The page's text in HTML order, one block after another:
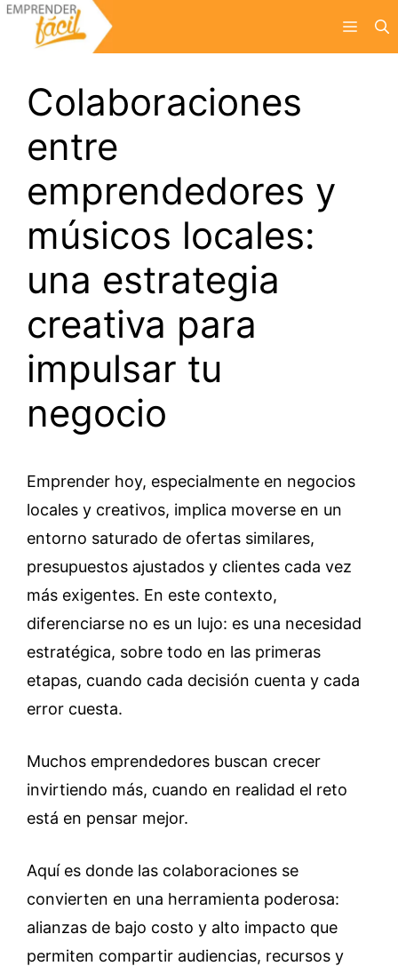
Saltar
Menú
Colaboraciones
entre
emprendedores y
músicos locales:
una estrategia
creativa para
impulsar tu
negocio
Emprender hoy, especialmente en negocios
locales y creativos, implica moverse en un
entorno saturado de ofertas similares,
presupuestos ajustados y clientes cada vez
más exigentes. En este contexto,
diferenciarse no es un lujo: es una necesidad
estratégica, sobre todo en las primeras
etapas, cuando cada decisión cuenta y cada
error cuesta.
Muchos emprendedores buscan crecer
invirtiendo más, cuando en realidad el reto
está en pensar mejor.
Aquí es donde las colaboraciones se
convierten en una herramienta poderosa:
alianzas de bajo costo y alto impacto que
permiten compartir audiencias, recursos y